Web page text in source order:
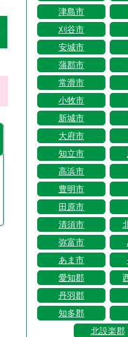
津島市
刈谷市
安城市
蒲郡市
常滑市
小牧市
新城市
大府市
知立市
高浜市
豊明市
田原市
清須市
弥富市
あま市
愛知郡
丹羽郡
知多郡
北設楽郡